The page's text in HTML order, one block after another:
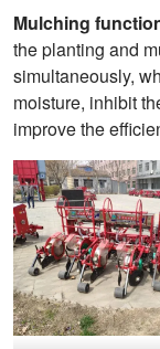
Mulching
the planting and
simultaneously,
moisture, inhibit
improve the